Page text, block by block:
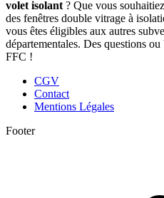
volet isolant ? Que vous
des fenêtres double vitrage à
vous êtes éligibles aux autres
départementales. Des questions
FFC !
CGV
Contact
Mentions Légales
Footer